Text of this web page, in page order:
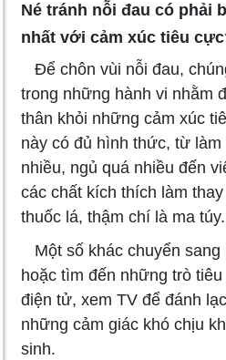
Né tránh nỗi đau có phải
nhất với cảm xúc tiêu
Để chôn vùi nỗi đau,
trong những hành vi nhằm
thân khỏi những cảm xúc
này có đủ hình thức, từ
nhiều, ngủ quá nhiều đến
các chất kích thích làm
thuốc lá, thậm chí là ma túy.
Một số khác chuyển sang
hoặc tìm đến những trò
điện tử, xem TV để đánh
những cảm giác khó chịu
sinh.